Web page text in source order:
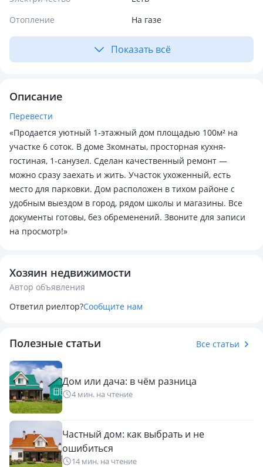
Отопление
На газе
Показать всё
Описание
Перевести
«Продается уютный 1-этажный дом площадью 100м² на
участке 6 соток. В доме 3комнаты, просторная кухня-
гостиная, 1-санузел. Сделан качественный ремонт —
можно сразу заехать и жить. Участок ухоженный, есть
место для парковки. Дом расположен в тихом районе с
удобным выездом в город, рядом школы и магазины. Все
документы готовы, без обременений. Звоните для записи
на просмотр!»
Хозяин недвижимости
Автор объявления
Ответил риелтор?Сообщите нам
Полезные статьи Все статьи
Дом или дача: в чём разница
4 мин. на чтение
Частный дом: как выбрать и не
ошибиться
14 мин. на чтение